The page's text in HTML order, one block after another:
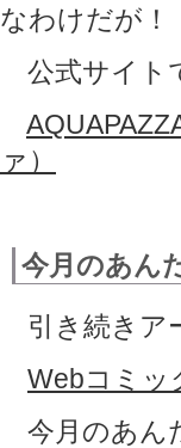
なわけだが！
公式サイト
ァ）
今月のあん
引き続きア
Webコミッ
今月のあん